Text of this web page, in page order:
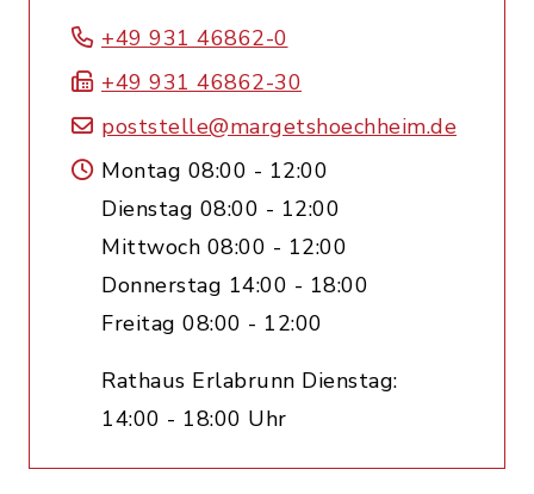
+49 931 46862-0
+49 931 46862-30
poststelle@margetshoechheim.de
Montag 08:00 - 12:00
Dienstag 08:00 - 12:00
Mittwoch 08:00 - 12:00
Donnerstag 14:00 - 18:00
Freitag 08:00 - 12:00
Rathaus Erlabrunn Dienstag:
14:00 - 18:00 Uhr